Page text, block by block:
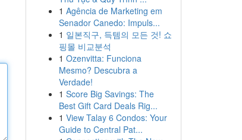
1 Agência de Marketing em
Senador Canedo: Impuls...
1 일본직구, 득템의 모든 것! 쇼
핑몰 비교분석
1 Ozenvitta: Funciona
Mesmo? Descubra a
Verdade!
1 Score Big Savings: The
Best Gift Card Deals Rig...
1 View Talay 6 Condos: Your
Guide to Central Pat...